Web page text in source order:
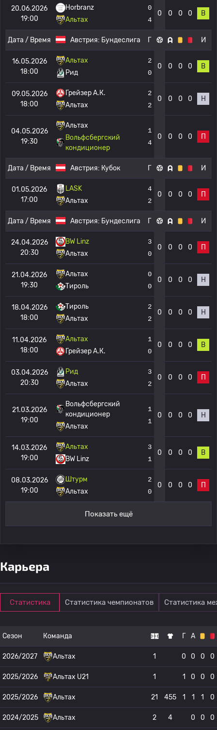
20.06.2026
19:00
Horbranz
Альтах
0
4
0 0 0 0 В
Дата / Время Австрия: Бундеслига Г И
16.05.2026
18:00
Альтах
Рид
2
0
0 0 0 0 В
09.05.2026
18:00
Грейзер А.К.
Альтах
2
2
0 0 0 0 Н
04.05.2026
19:30
Альтах
Вольфсбергский
кондиционер
1
4
0 0 0 0 П
Дата / Время Австрия: Кубок Г И
01.05.2026
17:00
LASK
Альтах
4
2
0 0 0 0 П
Дата / Время Австрия: Бундеслига Г И
24.04.2026
20:30
BW Linz
Альтах
3
0
0 0 0 0 П
21.04.2026
19:30
Альтах
Тироль
0
0
0 0 0 0 Н
18.04.2026
18:00
Тироль
Альтах
2
2
0 0 0 0 Н
11.04.2026
18:00
Альтах
Грейзер А.К.
1
0
0 0 0 0 В
03.04.2026
20:30
Рид
Альтах
3
2
0 0 0 0 П
21.03.2026
19:00
Вольфсбергский
кондиционер
Альтах
1
1
0 0 0 0 Н
14.03.2026
19:00
Альтах
BW Linz
3
1
0 0 0 0 В
08.03.2026
19:00
Штурм
Альтах
2
0
0 0 0 0 П
Показать ещё
Карьера
Статистика Статистика чемпионатов Статистика
Сезон Команда Г А
2026/2027 Альтах 1 0 0 0 0
2025/2026 Альтах U21 1 1 0 0 0
2025/2026 Альтах 21 455 1 1 1 0
2024/2025 Альтах 2 4 0 0 0